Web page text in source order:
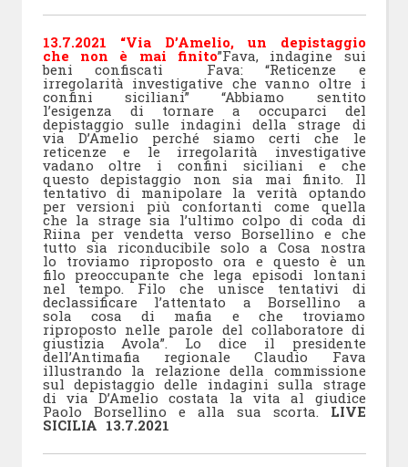
13.7.2021 “Via D’Amelio, un depistaggio
che non è mai finito”Fava, indagine sui
beni confiscati Fava: “Reticenze e
irregolarità investigative che vanno oltre i
confini siciliani” “Abbiamo sentito
l’esigenza di tornare a occuparci del
depistaggio sulle indagini della strage di
via D’Amelio perché siamo certi che le
reticenze e le irregolarità investigative
vadano oltre i confini siciliani e che
questo depistaggio non sia mai finito. Il
tentativo di manipolare la verità optando
per versioni più confortanti come quella
che la strage sia l’ultimo colpo di coda di
Riina per vendetta verso Borsellino e che
tutto sia riconducibile solo a Cosa nostra
lo troviamo riproposto ora e questo è un
filo preoccupante che lega episodi lontani
nel tempo. Filo che unisce tentativi di
declassificare l’attentato a Borsellino a
sola cosa di mafia e che troviamo
riproposto nelle parole del collaboratore di
giustizia Avola”. Lo dice il presidente
dell’Antimafia regionale Claudio Fava
illustrando la relazione della commissione
sul depistaggio delle indagini sulla strage
di via D’Amelio costata la vita al giudice
Paolo Borsellino e alla sua scorta. LIVE
SICILIA 13.7.2021